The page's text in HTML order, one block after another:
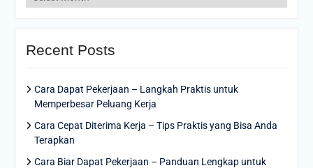
Recent Posts
Cara Dapat Pekerjaan – Langkah Praktis untuk
Memperbesar Peluang Kerja
Cara Cepat Diterima Kerja – Tips Praktis yang Bisa Anda
Terapkan
Cara Biar Dapat Pekerjaan – Panduan Lengkap untuk